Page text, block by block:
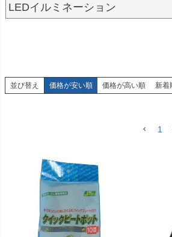
LEDイルミネーション
並び替え 価格が安い順 価格が高い順 新着
1